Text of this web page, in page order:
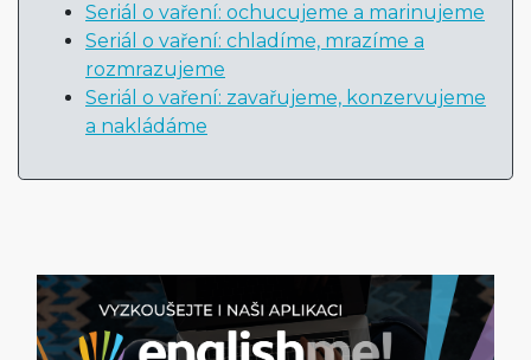
Seriál o vaření: ochucujeme a marinujeme
Seriál o vaření: chladíme, mrazíme a
rozmrazujeme
Seriál o vaření: zavařujeme, konzervujeme
a nakládáme